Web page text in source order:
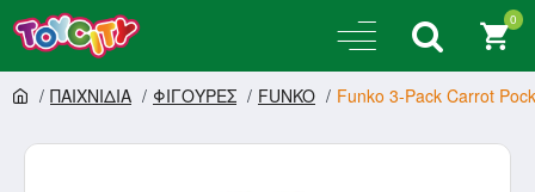
0
ΠΑΙΧΝΙΔΙΑ ΦΙΓΟΥΡΕΣ FUNKO Funko 3-Pack Carrot